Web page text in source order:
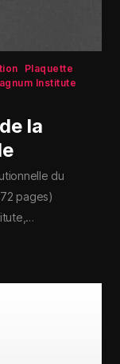
Plaquette
Institute
la
du
pages)